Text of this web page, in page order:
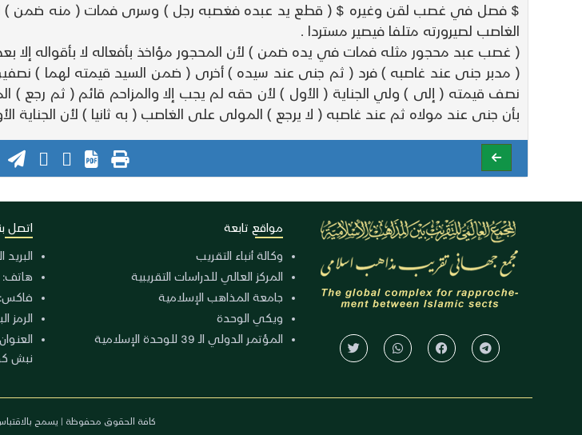
$ فصل في غصب لقن وغيره $ ( قطع يد عبده فغصبه رجل ) وسرى فمات ( منه ضمن )
الغاصب لصيرورته متلفا فيصير مستردا .
( غصب عبد محجور مثله فمات في يده ضمن ) لأن المحجور مؤاخذ بأفعاله لا بأقواله إلا
( مدبر جنى عند غاصبه ) فرد ( ثم جنى عند سيده ) أخرى ( ضمن السيد قيمته لهما )
نصف قيمته ( إلى ) ولي الجناية ( الأول ) لأن حقه لم يجب إلا والمزاحم قائم ( ثم
بأن جنى عند مولاه ثم عند غاصبه ( لا يرجع ) المولى على الغاصب ( به ثانيا ) لأن الجناية
مواقع تابعة
وكالة أنباء التقريب
المركز العالي للدراسات التقريبية
جامعة المذاهب الإسلامية
ويكي الوحدة
المؤتمر الدولي الـ 39 للوحدة الإسلامية
اتصل
البريد
هاتف: ٩ ـ ٩٨٢٥٣٧٧٥٥٤٤٥ +
فاكس: ٩٨٢٥٣٧٧٥٥٤٤٨ +
الرمز
نبش كوجه ٤ ص.ب:
كافة الحقوق محفوظة | يسمح